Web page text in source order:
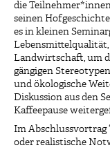
die
seinen
es in kleinen
Landwirtschaft, um
gängigen
und ökologische
Diskussion aus den
Kaffeepause
Im Abschlussvortrag
oder realistische